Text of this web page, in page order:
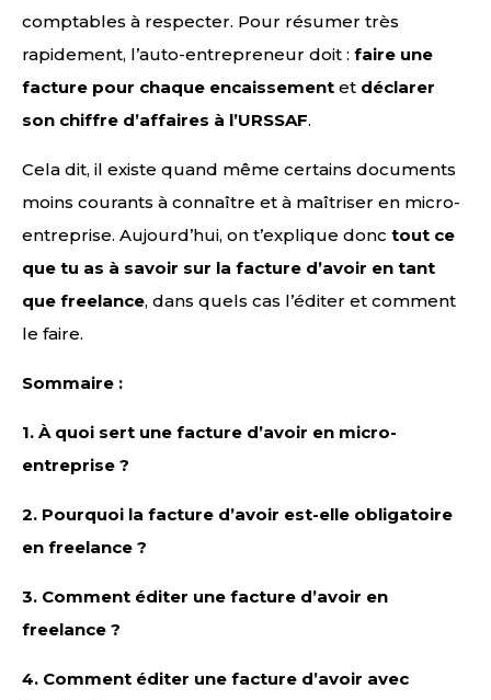
comptables à respecter. Pour résumer très
rapidement, l’auto-entrepreneur doit : faire une
facture pour chaque encaissement et déclarer
son chiffre d’affaires à l’URSSAF.
Cela dit, il existe quand même certains documents
moins courants à connaître et à maîtriser en micro-
entreprise. Aujourd’hui, on t’explique donc tout ce
que tu as à savoir sur la facture d’avoir en tant
que freelance, dans quels cas l’éditer et comment
le faire.
Sommaire :
1. À quoi sert une facture d’avoir en micro-
entreprise ?
2. Pourquoi la facture d’avoir est-elle obligatoire
en freelance ?
3. Comment éditer une facture d’avoir en
freelance ?
4. Comment éditer une facture d’avoir avec